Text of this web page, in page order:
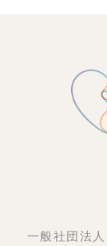
一般社団法